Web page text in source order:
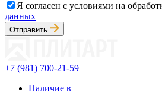
Я согласен с условиями на
данных
Отправить
+7 (981) 700-21-59
Наличие в